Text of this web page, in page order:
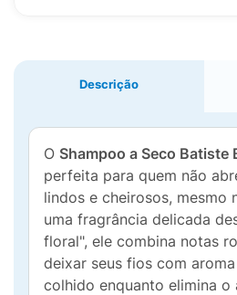
Descrição
O Shampoo a Seco Batiste
perfeita para quem não
lindos e cheirosos, mesmo
uma fragrância delicada
floral", ele combina notas
deixar seus fios com
colhido enquanto elimina o